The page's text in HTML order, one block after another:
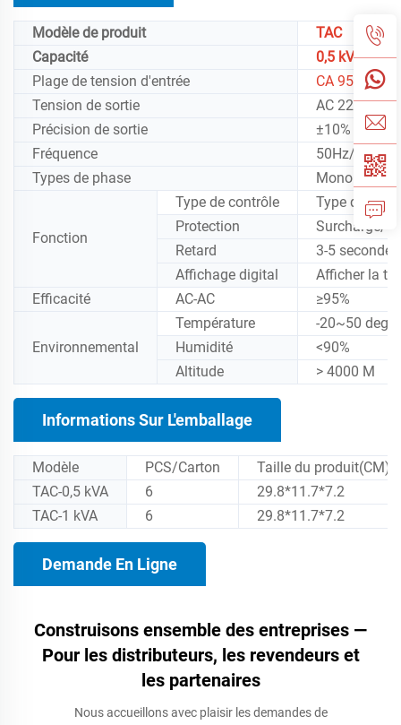
Modèle de produit
TAC
Capacité
0,5 kVA/1
Plage de tension d'entrée
CA 95-270V
Tension de sortie
AC 220V
Précision de sortie
±10%
Fréquence
50Hz/60Hz
Types de phase
Monophasé
Fonction
Type de contrôle
Type de
Protection
Surcharge/
Retard
3-5
Affichage digital
Afficher la
Efficacité
AC-AC ≥95%
Environnemental
Température
-20~50
Humidité
<90%
Altitude
> 4000 M
Informations Sur L'emballage
Modèle PCS/Carton
Taille du produit(CM)
TAC-0,5 kVA
6
29.8*11.7*7.2
TAC-1 kVA
6 29.8*11.7*7.2
Demande En Ligne
Construisons ensemble des entreprises —
Pour les distributeurs, les revendeurs et
les partenaires
Nous accueillons avec plaisir les demandes de